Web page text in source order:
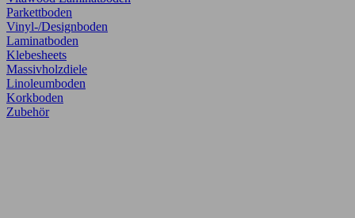
Parkettboden
Vinyl-/Designboden
Laminatboden
Klebesheets
Massivholzdiele
Linoleumboden
Korkboden
Zubehör